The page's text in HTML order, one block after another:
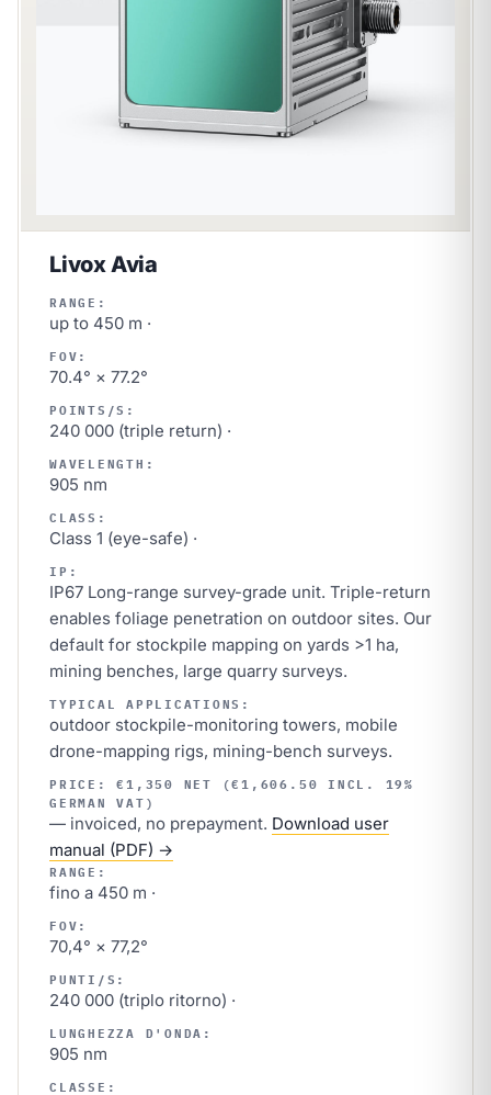
Livox Avia
RANGE:
up to 450 m ·
FOV:
70.4° × 77.2°
POINTS/S:
240 000 (triple return) ·
WAVELENGTH:
905 nm
CLASS:
Class 1 (eye-safe) ·
IP:
IP67 Long-range survey-grade unit. Triple-return
enables foliage penetration on outdoor sites. Our
default for stockpile mapping on yards >1 ha,
mining benches, large quarry surveys.
TYPICAL APPLICATIONS:
outdoor stockpile-monitoring towers, mobile
drone-mapping rigs, mining-bench surveys.
PRICE: €1,350 NET (€1,606.50 INCL. 19%
GERMAN VAT)
— invoiced, no prepayment. Download user
manual (PDF) →
RANGE:
fino a 450 m ·
FOV:
70,4° × 77,2°
PUNTI/S:
240 000 (triplo ritorno) ·
LUNGHEZZA D'ONDA:
905 nm
CLASSE: